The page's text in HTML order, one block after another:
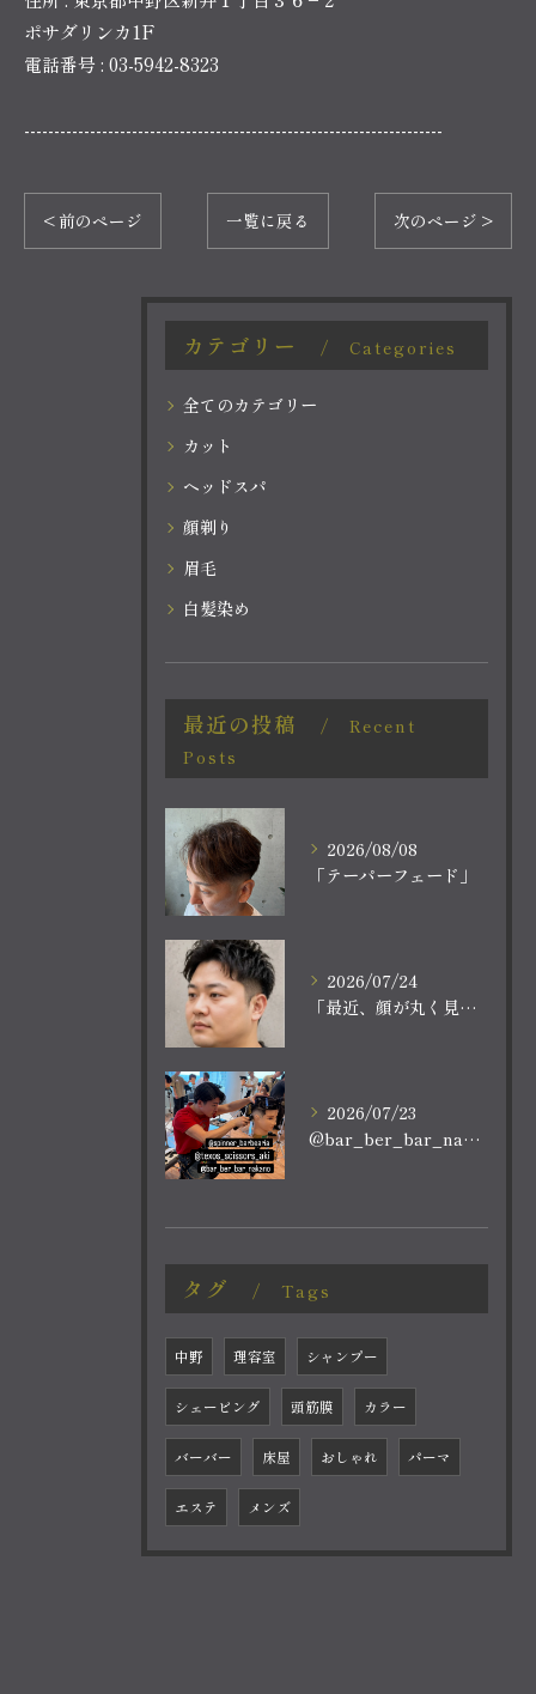
ポサダリンカ1F
電話番号 : 03-5942-8323
----------------------------------------------------------------------
< 前のページ 一覧に戻る 次のページ >
カテゴリー Categories
全てのカテゴリー
カット
ヘッドスパ
顔剃り
眉毛
白髪染め
最近の投稿
Recent
Posts
2026/08/08
「テーパーフェード」
2026/07/24
「最近、顔が丸く見える。
2026/07/23
@bar_ber_bar_nakano
タグ Tags
中野 理容室 シャンプー
シェービング 頭筋膜 カラー
バーバー 床屋 おしゃれ パーマ
エステ メンズ